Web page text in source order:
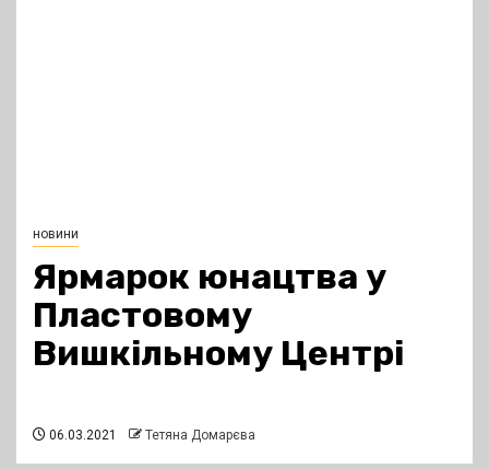
новини
Ярмарок юнацтва у
Пластовому
Вишкільному Центрі
06.03.2021 Тетяна Домарєва